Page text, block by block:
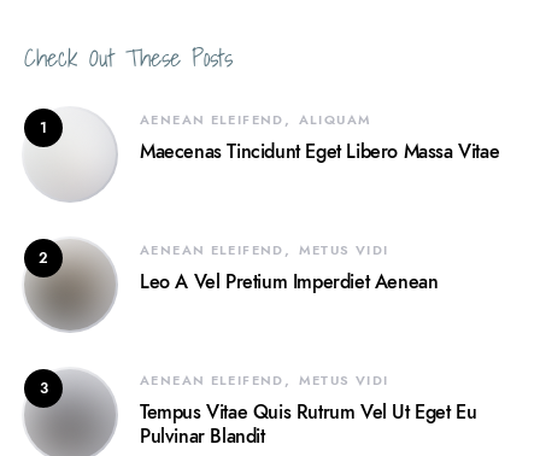
Check Out These Posts
1 AENEAN ELEIFEND ALIQUAM
Maecenas Tincidunt Eget Libero Massa Vitae
2 AENEAN ELEIFEND METUS VIDI
Leo A Vel Pretium Imperdiet Aenean
3 AENEAN ELEIFEND METUS VIDI
Tempus Vitae Quis Rutrum Vel Ut Eget Eu
Pulvinar Blandit